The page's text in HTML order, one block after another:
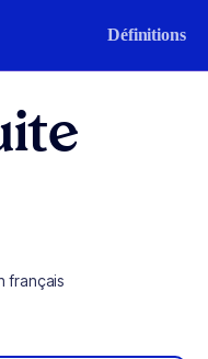
Définitions
français